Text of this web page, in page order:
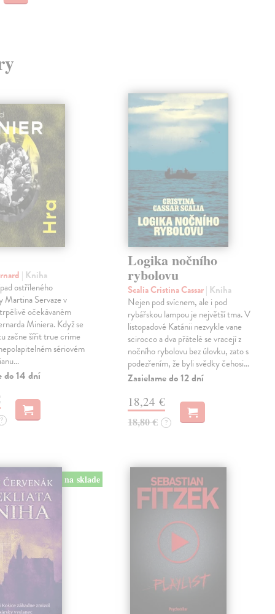
| Kniha
ostříleného
Martina Servaze v
očekávaném
Miniera. Když se
začne šířit true crime
sériovém
do 14 dní
?
Logika nočního
rybolovu
Scalia Cristina Cassar| Kniha
Nejen pod svícnem, ale i pod
rybářskou lampou je největší tma. V
listopadové Katánii nezvykle vane
scirocco a dva přátelé se vracejí z
nočního rybolovu bez úlovku, zato s
podezřením, že byli svědky čehosi…
Zasielame do 12 dní
18,24 €
18,80 € ?
na sklade